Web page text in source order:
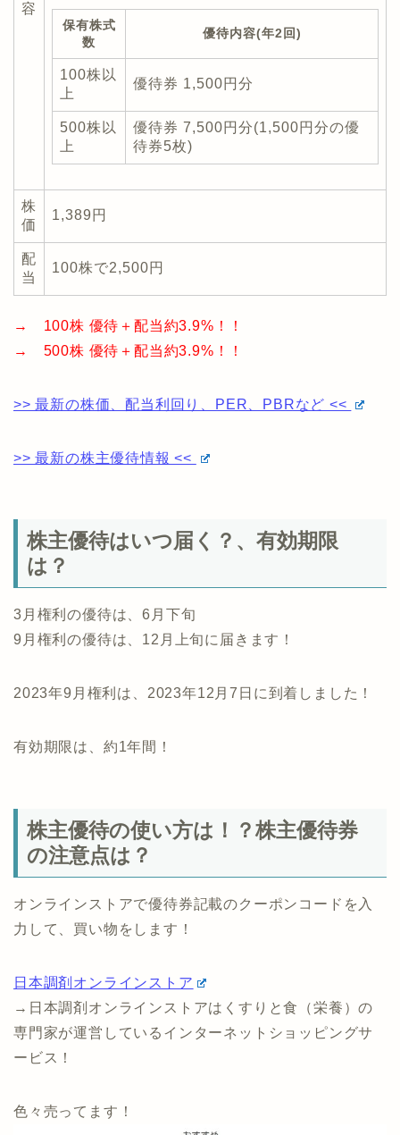
容
保有株式
数
優待内容(年2回)
100株以
上
優待券 1,500円分
500株以
上
優待券 7,500円分(1,500円分の優
待券5枚)
株
価
1,389円
配
当
100株で2,500円
→ 100株 優待＋配当約3.9%！！
→ 500株 優待＋配当約3.9%！！
>> 最新の株価、配当利回り、PER、PBRなど <<
>> 最新の株主優待情報 <<
株主優待はいつ届く？、有効期限
は？
3月権利の優待は、6月下旬
9月権利の優待は、12月上旬に届きます！
2023年9月権利は、2023年12月7日に到着しました！
有効期限は、約1年間！
株主優待の使い方は！？株主優待券
の注意点は？
オンラインストアで優待券記載のクーポンコードを入
力して、買い物をします！
日本調剤オンラインストア
→日本調剤オンラインストアはくすりと食（栄養）の
専門家が運営しているインターネットショッピングサ
ービス！
色々売ってます！